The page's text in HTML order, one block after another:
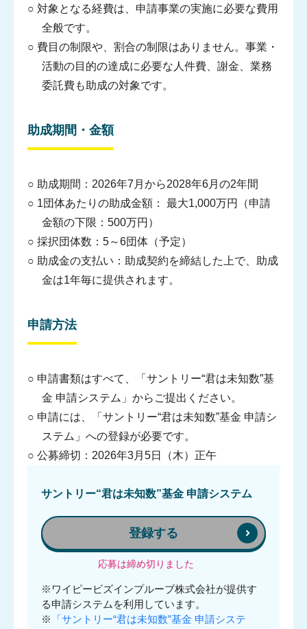
君は未知数について
○ 対象となる経費は、申請事業の実施に必要な費用
全般です。
○ 費目の制限や、割合の制限はありません。事業・
活動の目的の達成に必要な人件費、謝金、業務
委託費も助成の対象です。
助成期間・金額
○ 助成期間：2026年7月から2028年6月の2年間
○ 1団体あたりの助成金額： 最大1,000万円（申請
金額の下限：500万円）
○ 採択団体数：5～6団体（予定）
○ 助成金の支払い：助成契約を締結した上で、助成
金は1年毎に提供されます。
申請方法
○ 申請書類はすべて、「サントリー“君は未知数”基
金 申請システム」からご提出ください。
○ 申請には、「サントリー“君は未知数”基金 申請シ
ステム」への登録が必要です。
○ 公募締切：2026年3月5日（木）正午
サントリー“君は未知数”基金 申請システム
登録する
応募は締め切りました
※ワイピービズインプルーブ株式会社が提供す
る申請システムを利用しています。
※
「サントリー“君は未知数”基金 申請システ